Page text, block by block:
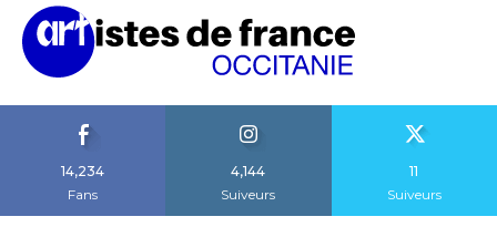
14,234
Fans
4,144
Suiveurs
11
Suiveurs